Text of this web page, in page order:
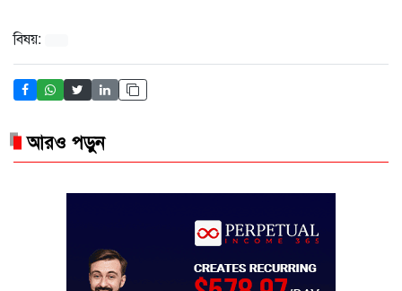
বিষয়:
আরও পড়ুন